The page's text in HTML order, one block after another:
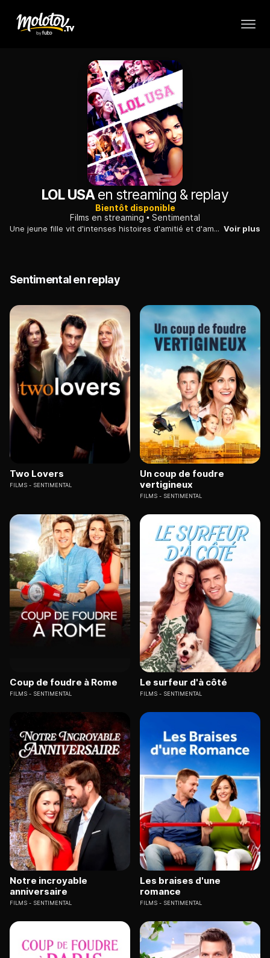
LOL USAen streaming & replay
Bientôt disponible
Films en streaming
Sentimental
Une jeune fille vit d'intenses histoires d'amitié et d'amour au lycée, via les réseaux sociaux. Tout bascule lorsque sa mère découvre son journal intime. Voir plus
Sentimental en replay
Two Lovers
FILMS SENTIMENTAL
Un coup de foudre
vertigineux
FILMS SENTIMENTAL
Coup de foudre à Rome
FILMS SENTIMENTAL
Le surfeur d'à côté
FILMS SENTIMENTAL
Notre incroyable
anniversaire
FILMS SENTIMENTAL
Les braises d'une
romance
FILMS SENTIMENTAL